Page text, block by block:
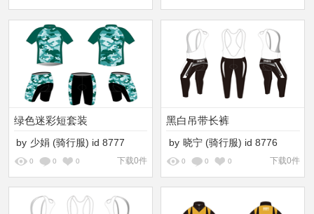
绿色迷彩短套装
by 少娟 (骑行服) id 8777
0 0 0 下载0件
黑白吊带长裤
by 晓宁 (骑行服) id 8776
0 0 0 下载0件